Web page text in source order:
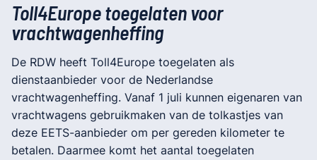
Toll4Europe toegelaten voor
vrachtwagenheffing
De RDW heeft Toll4Europe toegelaten als
dienstaanbieder voor de Nederlandse
vrachtwagenheffing. Vanaf 1 juli kunnen eigenaren van
vrachtwagens gebruikmaken van de tolkastjes van
deze EETS-aanbieder om per gereden kilometer te
betalen. Daarmee komt het aantal toegelaten